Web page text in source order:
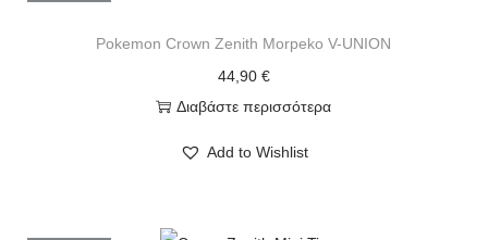
Pokemon Crown Zenith Morpeko V-UNION
44,90 €
Διαβάστε περισσότερα
Add to Wishlist